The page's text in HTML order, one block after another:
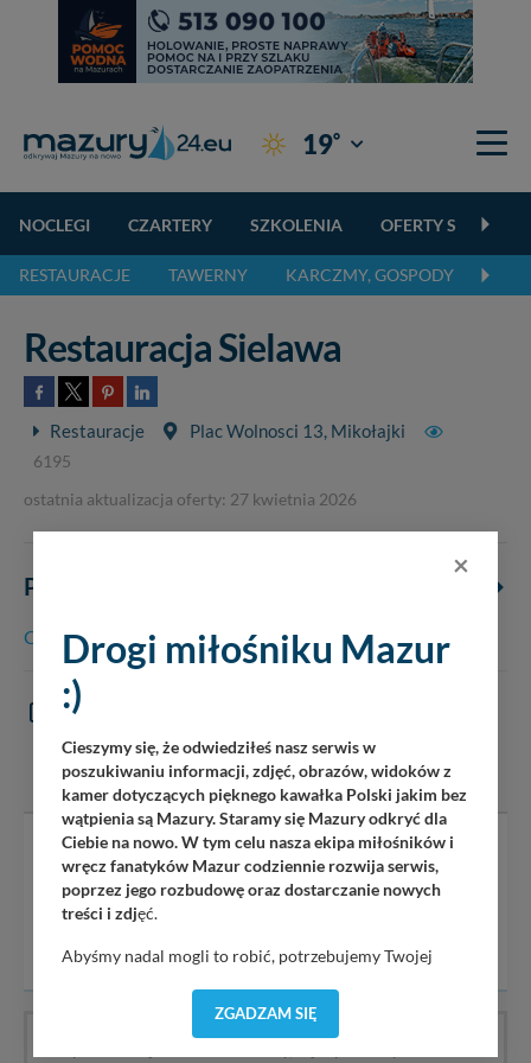
19° Giżycko
NOCLEGI CZARTERY SZKOLENIA OFERTY
RESTAURACJE TAWERNY KARCZMY, GOSPODY
Restauracja Sielawa
Restauracje Plac Wolnosci 13, Mikołajki
6195
ostatnia aktualizacja oferty: 27 kwietnia 2026
PODSTRONY OBIEKTU
Cennik, opis do cen Port - Wioska Żeglarska Mikołajki
KOMENTARZE
DODAJ KOMENTARZ
Serwis mazury24.eu nie ponosi odpowiedzialności za treść
komentarzy i opinii. Prosimy o zamieszczanie komentarzy
dotyczących danej tematyki dyskusji. Wpisy niezwiązane z
tematem, wulgarne, obraźliwe, naruszające prawo będą
usuwane.
×
Drogi miłośniku Mazur
:)
Cieszymy się, że odwiedziłeś nasz serwis w
poszukiwaniu informacji, zdjęć, obrazów, widoków z
kamer dotyczących pięknego kawałka Polski jakim bez
wątpienia są Mazury. Staramy się Mazury odkryć dla
Ciebie na nowo. W tym celu nasza ekipa miłośników i
wręcz fanatyków Mazur codziennie rozwija serwis,
poprzez jego rozbudowę oraz dostarczanie nowych
treści i zdjęć.
Abyśmy nadal mogli to robić, potrzebujemy Twojej
dostosować do Twoich preferencji. Twoje dane (w tym
pliki cookies) będą zapisywane w celu usprawnienia
ZGADZAM SIĘ